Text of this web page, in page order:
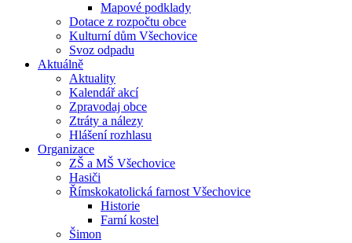
Mapové podklady
Dotace z rozpočtu obce
Kulturní dům Všechovice
Svoz odpadu
Aktuálně
Aktuality
Kalendář akcí
Zpravodaj obce
Ztráty a nálezy
Hlášení rozhlasu
Organizace
ZŠ a MŠ Všechovice
Hasiči
Římskokatolická farnost Všechovice
Historie
Farní kostel
Šimon